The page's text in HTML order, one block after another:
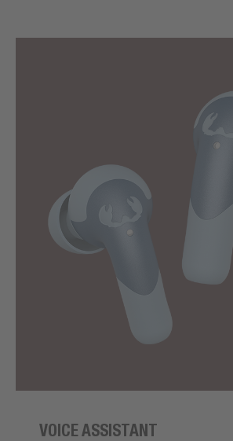
VOICE ASSISTANT